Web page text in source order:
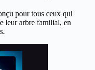
pour tous ceux qui
leur arbre familial, en